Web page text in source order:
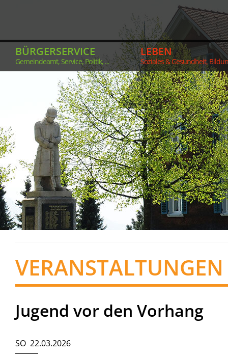
BÜRGERSERVICE
Gemeindeamt, Service, Politik, ...
LEBEN
Soziales & Gesundheit,
VERANSTALTUNGEN
Jugend vor den Vorhang
SO 22.03.2026